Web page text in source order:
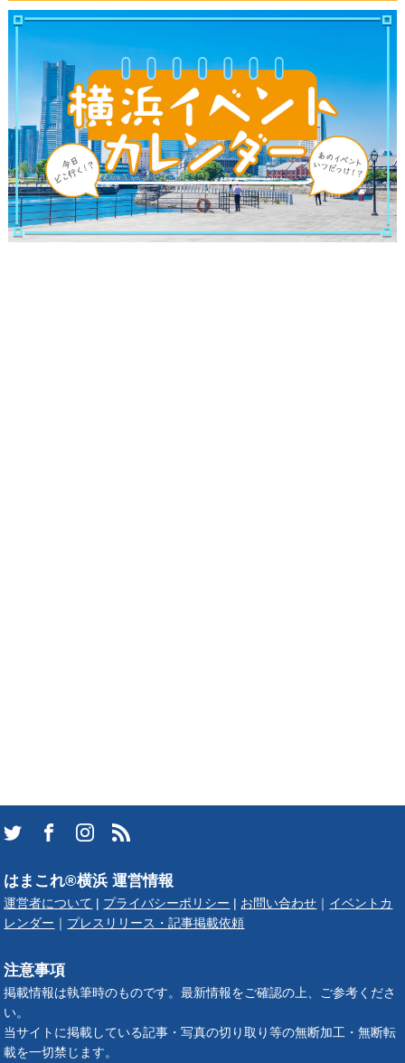
はまこれ®横浜 運営情報
運営者について | プライバシーポリシー | お問い合わせ ｜ イベントカ
レンダー ｜ プレスリリース・記事掲載依頼
注意事項
掲載情報は執筆時のものです。最新情報をご確認の上、ご参考くださ
い。
当サイトに掲載している記事・写真の切り取り等の無断加工・無断転
載を一切禁じます。